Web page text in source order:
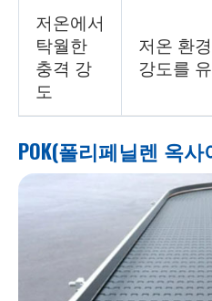
저온에서
탁월한
충격 강
도
저온 환
강도를
POK(폴리페닐렌 옥